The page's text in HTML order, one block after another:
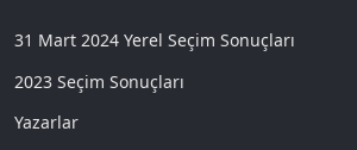
31 Mart 2024 Yerel Seçim Sonuçları
2023 Seçim Sonuçları
Yazarlar